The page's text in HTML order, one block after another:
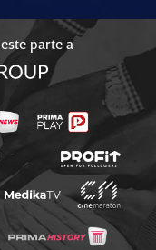
este parte a